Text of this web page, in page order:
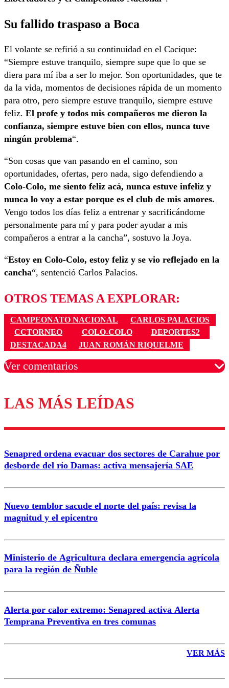
Su fallido traspaso a Boca
El volante se refirió a su continuidad en el Cacique:
“Siempre estuve tranquilo, siempre supe que lo que se
diera para mí iba a ser lo mejor. Son oportunidades, que te
da la vida, momentos de decisiones rápida de un momento
para otro, pero siempre estuve tranquilo, siempre estuve
feliz. El profe y todos mis compañeros me dieron la
confianza, siempre estuve bien con ellos, nunca tuve
ningún problema“.
“Son cosas que van pasando en el camino, son
oportunidades, ofertas, pero nada, sigo defendiendo a
Colo-Colo, me siento feliz acá, nunca estuve infeliz y
nunca lo voy a estar porque es el club de mis amores.
Vengo todos los días feliz a entrenar y sacrificándome
personalmente para mí y para poder ayudar a mis
compañeros a entrar a la cancha”, sostuvo la Joya.
“Estoy en Colo-Colo, estoy feliz y se vio reflejado en la
cancha“, sentenció Carlos Palacios.
OTROS TEMAS A EXPLORAR:
CAMPEONATO NACIONAL
CARLOS PALACIOS
CCTORNEO
COLO-COLO
DEPORTES2
DESTACADA4
JUAN ROMÁN RIQUELME
Ver comentarios
Los comentarios son moderados para garantizar un
diálogo respetuoso.
Correo
LAS MÁS LEÍDAS
Senapred ordena evacuar dos sectores de Carahue por
desborde del río Damas: activa mensajería SAE
Nuevo temblor sacude el norte del país: revisa la
magnitud y el epicentro
Ministerio de Agricultura declara emergencia agrícola
para la región de Ñuble
Alerta por calor extremo: Senapred activa Alerta
Temprana Preventiva en tres comunas
VER MÁS